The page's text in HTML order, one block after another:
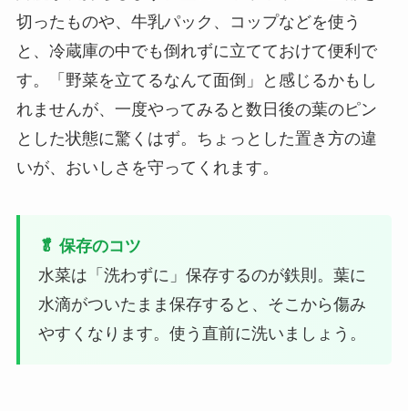
切ったものや、牛乳パック、コップなどを使う
と、冷蔵庫の中でも倒れずに立てておけて便利で
す。「野菜を立てるなんて面倒」と感じるかもし
れませんが、一度やってみると数日後の葉のピン
とした状態に驚くはず。ちょっとした置き方の違
いが、おいしさを守ってくれます。
🥬 保存のコツ
水菜は「洗わずに」保存するのが鉄則。葉に
水滴がついたまま保存すると、そこから傷み
やすくなります。使う直前に洗いましょう。